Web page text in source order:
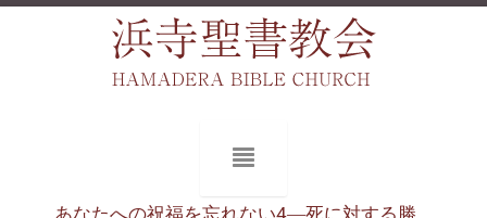
あなたへの祝福を忘れない4―死に対する勝